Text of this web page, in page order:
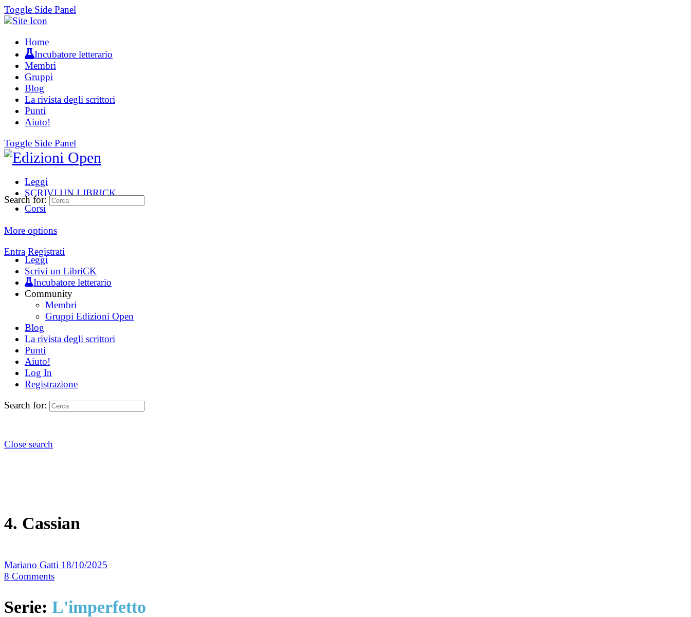
Toggle Side Panel
Home
Incubatore letterario
Membri
Gruppi
Blog
La rivista degli scrittori
Punti
Aiuto!
Toggle Side Panel
Leggi
SCRIVI UN LIBRICK
Corsi
More options
Entra Registrati
Search for:
Leggi
Scrivi un LibriCK
Incubatore letterario
Community
Membri
Gruppi Edizioni Open
Blog
La rivista degli scrittori
Punti
Aiuto!
Log In
Registrazione
Search for:
Close search
4. Cassian
Mariano Gatti 18/10/2025
8 Comments
Serie: L'imperfetto